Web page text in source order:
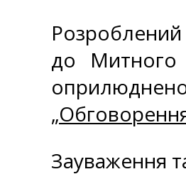
до Митного
„
Зауваження